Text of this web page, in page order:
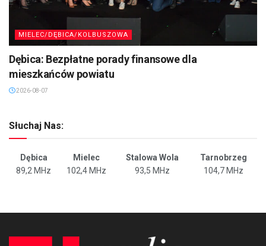
MIELEC/DĘBICA/KOLBUSZOWA
Dębica: Bezpłatne porady finansowe dla
mieszkańców powiatu
2026-08-07
Słuchaj Nas:
Dębica Mielec Stalowa Wola
Tarnobrzeg
89,2 MHz
102,4 MHz 93,5 MHz 104,7 MHz